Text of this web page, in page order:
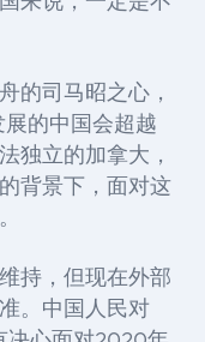
的司马昭之心，
的中国会超越
独立的加拿大，
背景下，面对这
持，但现在外部
。中国人民对